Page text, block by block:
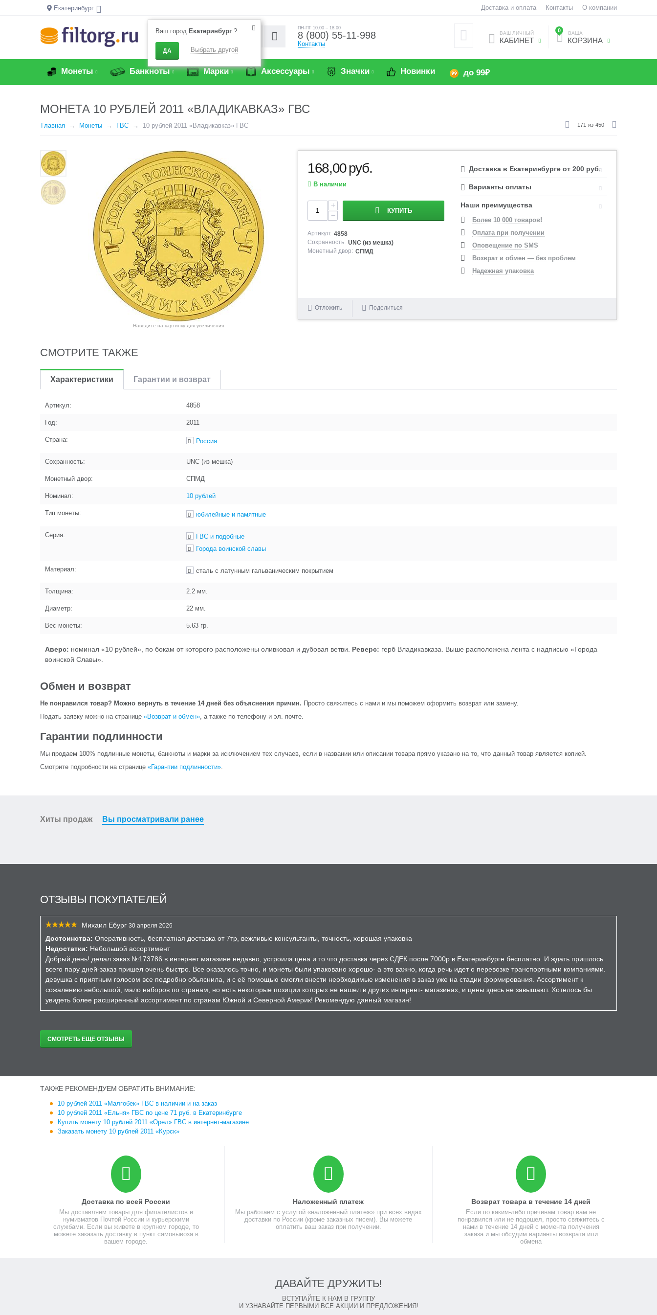
Екатеринбург
Ваш город Екатеринбург ?
ДА Выбрать другой
Доставка и оплата Контакты О компании
ПН-ПТ 10.00 – 18.00
8 (800) 55-11-998
Контакты
0 ВАША
КОРЗИНА
ВАШ ЛИЧНЫЙ
КАБИНЕТ
Монеты Банкноты Марки Аксессуары Значки Новинки до 99₽
МОНЕТА 10 РУБЛЕЙ 2011 «ВЛАДИКАВКАЗ» ГВС
Главная Монеты ГВС 10 рублей 2011 «Владикавказ» ГВС 171 из 450
Наведите на картинку для увеличения
168,00руб.
В наличии
+
−
КУПИТЬ
Артикул: 4858
Сохранность: UNC (из мешка)
Монетный двор: СПМД
Доставка в Екатеринбурге от 200 руб.
Варианты оплаты
Наши преимущества
Более 10 000 товаров!
Оплата при получении
Оповещение по SMS
Возврат и обмен — без проблем
Надежная упаковка
Отложить Поделиться
СМОТРИТЕ ТАКЖЕ
Характеристики Гарантии и возврат
Артикул: 4858
Год: 2011
Страна: Россия
Сохранность: UNC (из мешка)
Монетный двор: СПМД
Номинал: 10 рублей
Тип монеты: юбилейные и памятные
Серия:
ГВС и подобные
Города воинской славы
Материал: сталь с латунным гальваническим покрытием
Толщина: 2.2 мм.
Диаметр: 22 мм.
Вес монеты: 5.63 гр.
Аверс: номинал «10 рублей», по бокам от которого расположены оливковая и дубовая ветви. Реверс: герб Владикавказа. Выше расположена лента с надписью «Города
воинской Славы».
Обмен и возврат
Не понравился товар? Можно вернуть в течение 14 дней без объяснения причин. Просто свяжитесь с нами и мы поможем оформить возврат или замену.
Подать заявку можно на странице «Возврат и обмен», а также по телефону и эл. почте.
Гарантии подлинности
Мы продаем 100% подлинные монеты, банкноты и марки за исключением тех случаев, если в названии или описании товара прямо указано на то, что данный товар является копией.
Смотрите подробности на странице «Гарантии подлинности».
Хиты продаж Вы просматривали ранее
ОТЗЫВЫ ПОКУПАТЕЛЕЙ
Михаил Ебург 30 апреля 2026
Достоинства: Оперативность, бесплатная доставка от 7тр, вежливые консультанты, точность, хорошая упаковка
Недостатки: Небольшой ассортимент
Добрый день! делал заказ №173786 в интернет магазине недавно, устроила цена и то что доставка через СДЕК после 7000р в Екатеринбурге бесплатно. И ждать пришлось
всего пару дней-заказ пришел очень быстро. Все оказалось точно, и монеты были упаковано хорошо- а это важно, когда речь идет о перевозке транспортными компаниями.
девушка с приятным голосом все подробно обьяснила, и с её помощью смогли внести необходимые изменения в заказ уже на стадии формирования. Ассортимент к
сожалению небольшой, мало наборов по странам, но есть некоторые позиции которых не нашел в других интернет- магазинах, и цены здесь не завышают. Хотелось бы
увидеть более расширенный ассортимент по странам Южной и Северной Америк! Рекомендую данный магазин!
СМОТРЕТЬ ЕЩЁ ОТЗЫВЫ
ТАКЖЕ РЕКОМЕНДУЕМ ОБРАТИТЬ ВНИМАНИЕ:
10 рублей 2011 «Малгобек» ГВС в наличии и на заказ
10 рублей 2011 «Ельня» ГВС по цене 71 руб. в Екатеринбурге
Купить монету 10 рублей 2011 «Орел» ГВС в интернет-магазине
Заказать монету 10 рублей 2011 «Курск»
Доставка по всей России
Мы доставляем товары для филателистов и
нумизматов Почтой России и курьерскими
службами. Если вы живете в крупном городе, то
можете заказать доставку в пункт самовывоза в
вашем городе.
Наложенный платеж
Мы работаем с услугой «наложенный платеж» при всех видах
доставки по России (кроме заказных писем). Вы можете
оплатить ваш заказ при получении.
Возврат товара в течение 14 дней
Если по каким-либо причинам товар вам не
понравился или не подошел, просто свяжитесь с
нами в течение 14 дней с момента получения
заказа и мы обсудим варианты возврата или
обмена
ДАВАЙТЕ ДРУЖИТЬ!
ВСТУПАЙТЕ К НАМ В ГРУППУ
И УЗНАВАЙТЕ ПЕРВЫМИ ВСЕ АКЦИИ И ПРЕДЛОЖЕНИЯ!